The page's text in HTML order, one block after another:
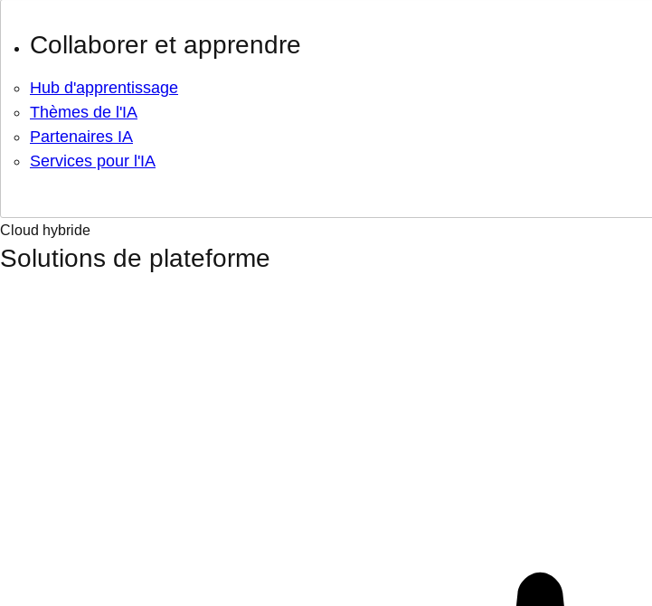
Collaborer et apprendre
Hub d'apprentissage
Thèmes de l'IA
Partenaires IA
Services pour l'IA
Cloud hybride
Solutions de plateforme